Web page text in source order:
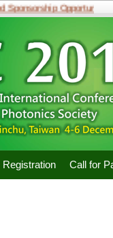
Opportunities
Registration Call for